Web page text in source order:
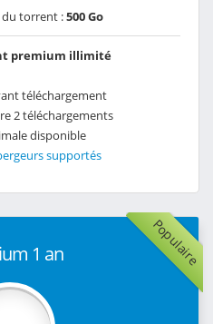
du torrent :500 Go
premium illimité
téléchargement
2 téléchargements
disponible
supportés
Populaire
1 an